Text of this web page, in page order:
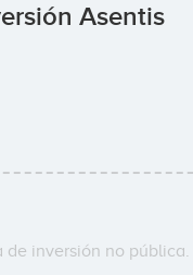
Asentis
de inversión no pública.